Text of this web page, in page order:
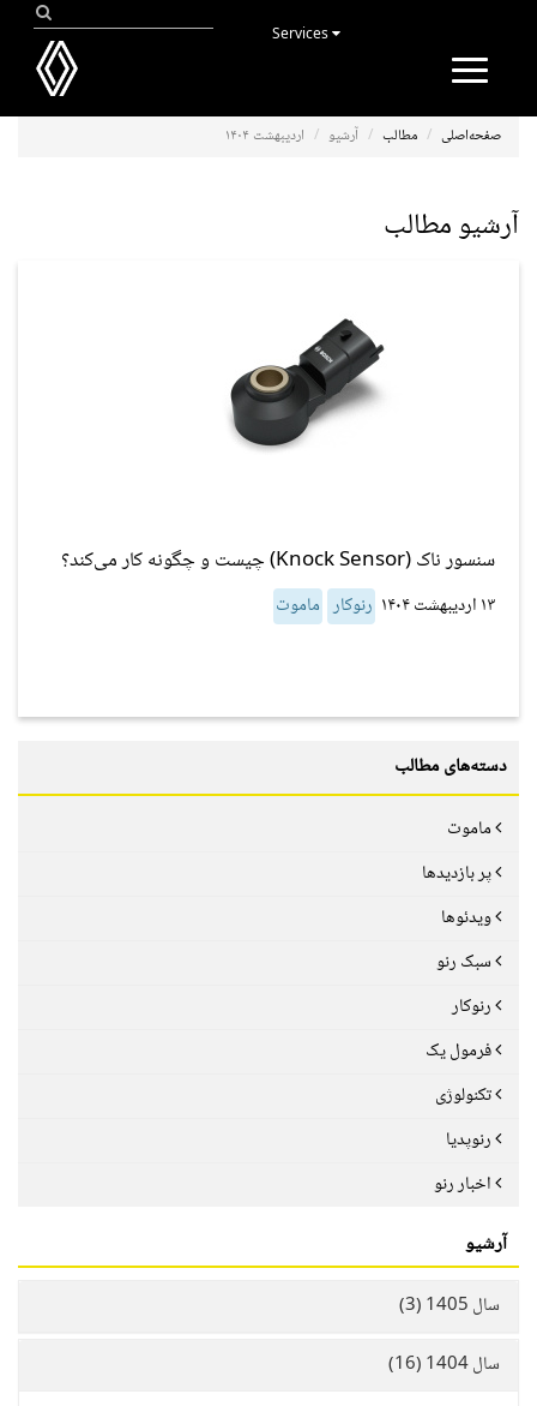
Toggle
صفحه‌اصلی مطالب آرشیو اردیبهشت ۱۴۰۴
آرشیو مطالب
سنسور ناک (Knock Sensor) چیست و چگونه کار می‌کند؟
۱۳ اردیبهشت ۱۴۰۴ رنوکار ماموت
دسته‌های مطالب
ماموت
پر بازدیدها
ویدئوها
سبک رنو
رنوکار
فرمول یک
تکنولوژی
رنوپدیا
اخبار رنو
آرشیو
سال 1405 (3)
سال 1404 (16)